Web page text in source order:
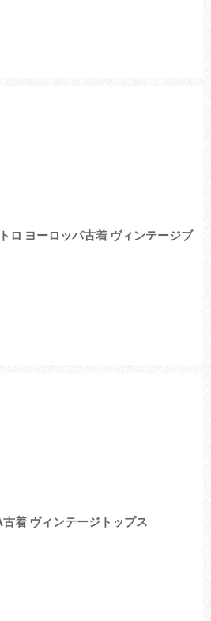
ヨーロッパ古着 ヴィンテージブ
着 ヴィンテージトップス